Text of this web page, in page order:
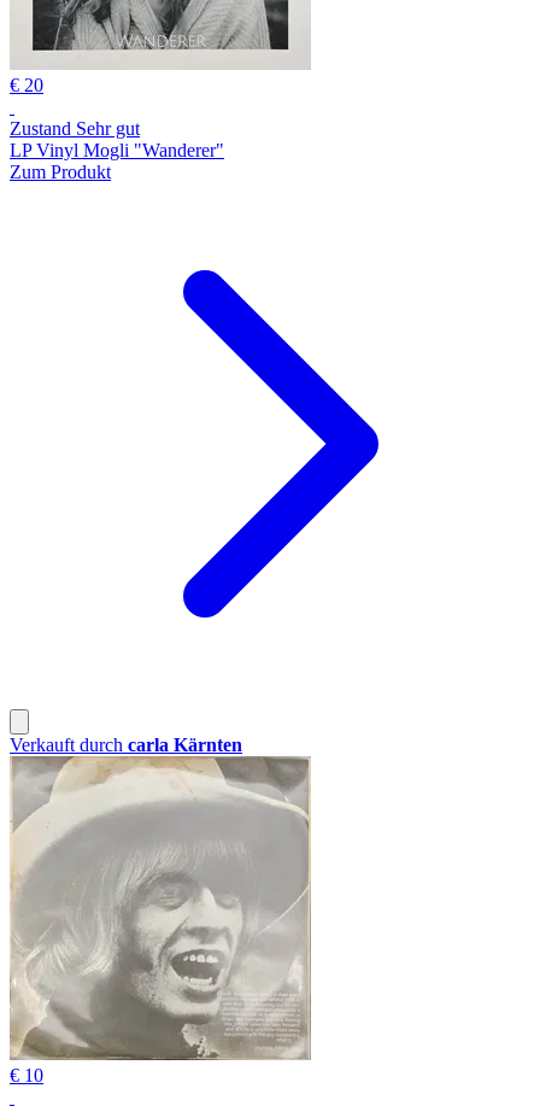
€ 20
Zustand Sehr gut
LP Vinyl Mogli "Wanderer"
Zum Produkt
Verkauft durch carla Kärnten
€ 10